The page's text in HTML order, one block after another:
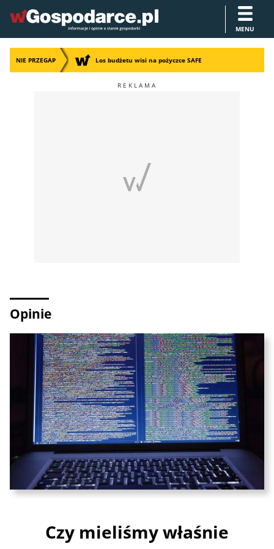
MENU
NIE PRZEGAP Los budżetu wisi na pożyczce SAFE
Opinie
Czy mieliśmy właśnie